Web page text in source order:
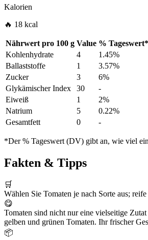
Kalorien
🔥 18 kcal
Nährwert pro 100 g Value % Tageswert*
Kohlenhydrate
4
1.45%
Ballaststoffe
1
3.57%
Zucker
3
6%
Glykämischer Index
30
-
Eiweiß
1
2%
Natrium
5
0.22%
Gesamtfett
0 -
*Der % Tageswert (DV) gibt an, wie viel
Fakten & Tipps
🛒
Wählen Sie Tomaten je nach Sorte aus;
😋
Tomaten sind nicht nur eine vielseitige
gelben und grünen Tomaten. Ihr frischer
📦